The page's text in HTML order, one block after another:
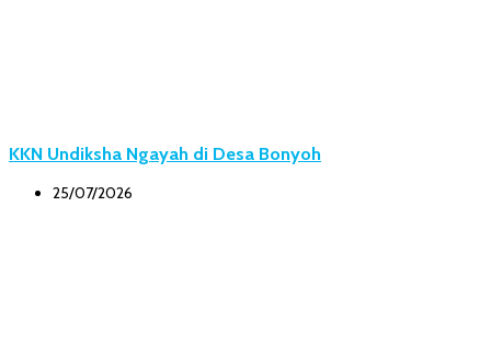
KKN Undiksha Ngayah di Desa Bonyoh
25/07/2026